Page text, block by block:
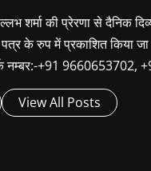
शर्मा की प्रेरणा से दैनिक
के रुप में प्रकाशित किया जा
नम्बर:-+91 9660653702,
View All Posts